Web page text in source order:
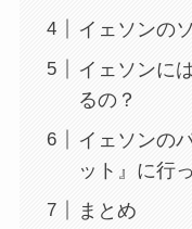
イェソンの
イェソンに
るの？
イェソンの
ット』に行
まとめ